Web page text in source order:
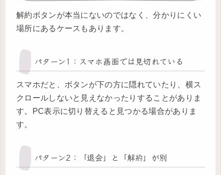
解約ボタンが本当にないのではなく、分かりにくい
場所にあるケースもあります。
パターン1：スマホ画面では見切れている
スマホだと、ボタンが下の方に隠れていたり、横ス
クロールしないと見えなかったりすることがありま
す。PC表示に切り替えると見つかる場合がありま
す。
パターン2：「退会」と「解約」が別